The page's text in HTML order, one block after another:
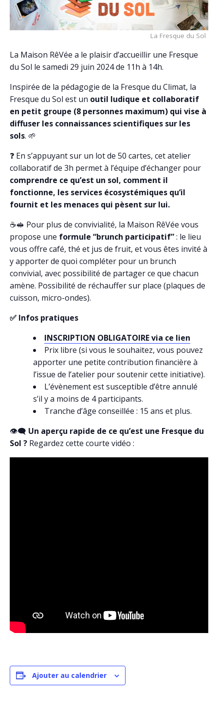
La Fresque du Sol
La Maison RêVée a le plaisir d’accueillir une Fresque
du Sol le samedi 29 juin 2024 de 11h à 14h.
Inspirée de la pédagogie de la Fresque du Climat, la
Fresque du Sol est un outil ludique et collaboratif
en petit groupe (8 personnes maximum) qui vise à
diffuser les connaissances scientifiques sur les
sols. 🌱
❓ En s’appuyant sur un lot de 50 cartes, cet atelier
collaboratif de 3h permet à l’équipe d’échanger pour
comprendre ce qu’est un sol, comment il
fonctionne, les services écosystémiques qu’il
fournit et les menaces qui pèsent sur lui.
☕🥪 Pour plus de convivialité, la Maison RêVée vous
propose une formule “brunch participatif”: le lieu
vous offre café, thé et jus de fruit, et vous êtes invité à
y apporter de quoi compléter pour un brunch
convivial, avec possibilité de partager ce que chacun
amène. Possibilité de réchauffer sur place (plaques de
cuisson, micro-ondes).
✅ Infos pratiques
INSCRIPTION OBLIGATOIRE via ce lien
Prix libre (si vous le souhaitez, vous pouvez
apporter une petite contribution financière à
l’issue de l’atelier pour soutenir cette initiative).
L’évènement est susceptible d’être annulé
s’il y a moins de 4 participants.
Tranche d’âge conseillée : 15 ans et plus.
👁‍🗨 Un aperçu rapide de ce qu’est une Fresque du
Sol ? Regardez cette courte vidéo :
Ajouter au calendrier